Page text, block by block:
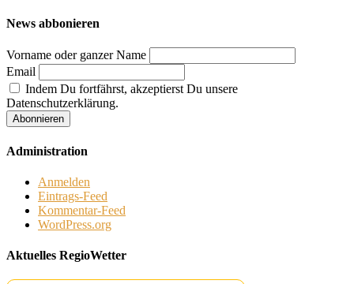
News abbonieren
Vorname oder ganzer Name
Email
Indem Du fortfährst, akzeptierst Du unsere
Datenschutzerklärung.
Administration
Anmelden
Eintrags-Feed
Kommentar-Feed
WordPress.org
Aktuelles RegioWetter